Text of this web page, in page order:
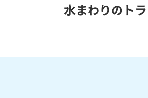
水まわりのトラ